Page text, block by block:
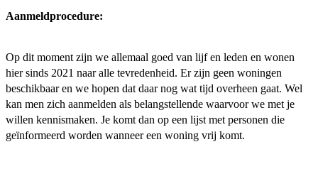
Aanmeldprocedure:
Op dit moment zijn we allemaal goed van lijf en leden en wonen
hier sinds 2021 naar alle tevredenheid. Er zijn geen woningen
beschikbaar en we hopen dat daar nog wat tijd overheen gaat. Wel
kan men zich aanmelden als belangstellende waarvoor we met je
willen kennismaken. Je komt dan op een lijst met personen die
geïnformeerd worden wanneer een woning vrij komt.